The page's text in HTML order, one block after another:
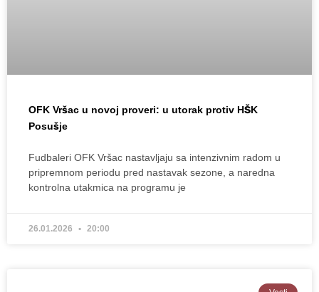
OFK Vršac u novoj proveri: u utorak protiv HŠK
Posušje
Fudbaleri OFK Vršac nastavljaju sa intenzivnim radom u
pripremnom periodu pred nastavak sezone, a naredna
kontrolna utakmica na programu je
26.01.2026 20:00